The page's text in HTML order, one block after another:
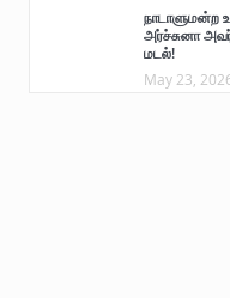
நாடாளுமன்ற
அர்ச்சுனா
மடல்!
May 23,